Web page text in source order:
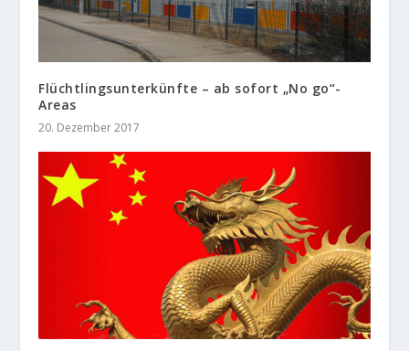
Flüchtlingsunterkünfte – ab sofort „No go“-
Areas
20. Dezember 2017